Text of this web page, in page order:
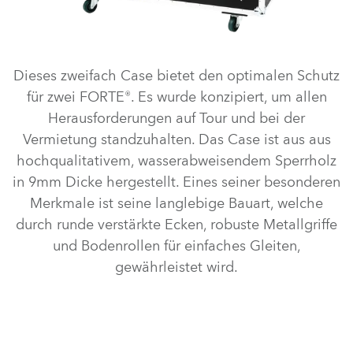
Dieses zweifach Case bietet den optimalen Schutz
für zwei FORTE®. Es wurde konzipiert, um allen
Herausforderungen auf Tour und bei der
Vermietung standzuhalten. Das Case ist aus aus
hochqualitativem, wasserabweisendem Sperrholz
in 9mm Dicke hergestellt. Eines seiner besonderen
Merkmale ist seine langlebige Bauart, welche
durch runde verstärkte Ecken, robuste Metallgriffe
und Bodenrollen für einfaches Gleiten,
gewährleistet wird.